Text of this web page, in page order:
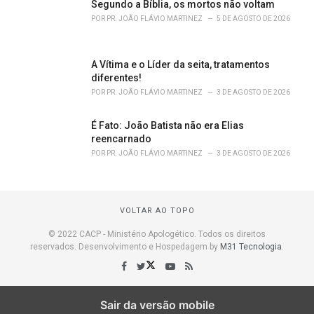
Segundo a Bíblia, os mortos não voltam
POR PR. JOÃO FLÁVIO MARTINEZ 5 DE AGOSTO DE 2026
A Vítima e o Líder da seita, tratamentos
diferentes!
POR PR. JOÃO FLÁVIO MARTINEZ 3 DE AGOSTO DE 2026
É Fato: João Batista não era Elias
reencarnado
POR PR. JOÃO FLÁVIO MARTINEZ 3 DE AGOSTO DE 2026
VOLTAR AO TOPO
© 2022 CACP - Ministério Apologético. Todos os direitos
reservados. Desenvolvimento e Hospedagem by M31 Tecnologia
Sair da versão mobile